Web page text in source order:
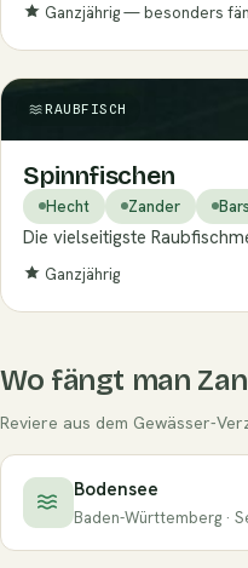
Ganzjährig — besonders
RAUBFISCH
Spinnfischen
Hecht Zander
Die vielseitigste
Ganzjährig
Wo fängt man
Reviere aus dem Gewässer-
Bodensee
Baden-Württemberg ·